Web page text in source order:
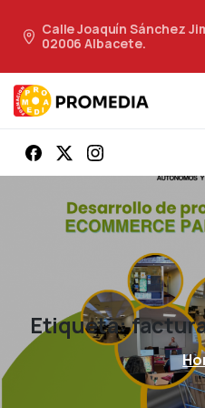
Calle Joaquín Sánchez
02006 Albacete.
Etiqueta: